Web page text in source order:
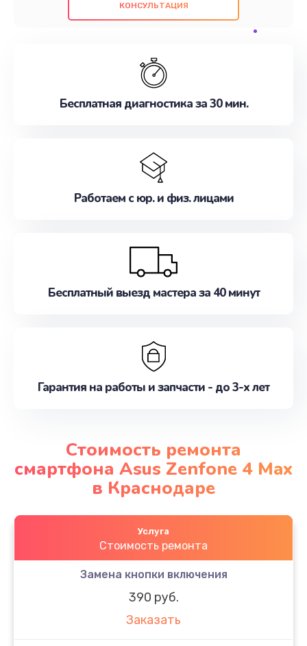
проведенных работ. Наша цель - предоставить
наилучшим образом. Не медлите записаться на
КОНСУЛЬТАЦИЯ
Бесплатная диагностика за 30 мин.
Работаем с юр. и физ. лицами
Бесплатный выезд мастера за 40 минут
Гарантия на работы и запчасти - до 3-х лет
Стоимость ремонта
смартфона Asus Zenfone 4 Max
в Краснодаре
Услуга
Стоимость ремонта
Замена кнопки включения
390 руб.
Заказать